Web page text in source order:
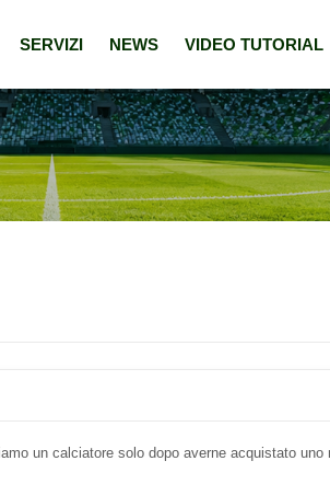
SERVIZI NEWS VIDEO TUTORIAL
un calciatore solo dopo averne acquistato